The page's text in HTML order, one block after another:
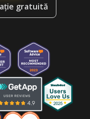
gratuită